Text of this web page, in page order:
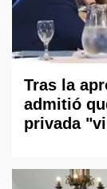
Tras la
admitió
privada